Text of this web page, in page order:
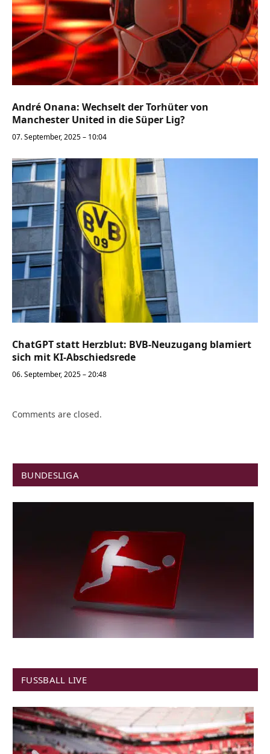
André Onana: Wechselt der Torhüter von
Manchester United in die Süper Lig?
07. September, 2025 – 10:04
ChatGPT statt Herzblut: BVB-Neuzugang blamiert
sich mit KI-Abschiedsrede
06. September, 2025 – 20:48
Comments are closed.
BUNDESLIGA
FUSSBALL LIVE